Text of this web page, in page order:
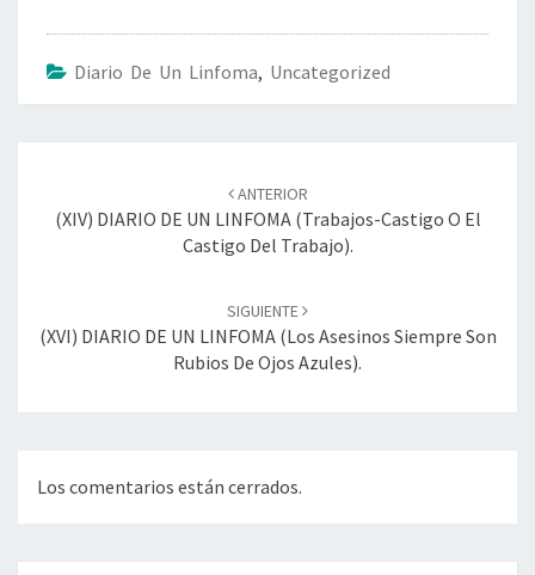
Diario De Un Linfoma, Uncategorized
entradas
ANTERIOR
(XIV) DIARIO DE UN LINFOMA (trabajos-Castigo O El
Castigo Del Trabajo).
SIGUIENTE
(XVI) DIARIO DE UN LINFOMA (los Asesinos Siempre Son
Rubios De Ojos Azules).
Los comentarios están cerrados.